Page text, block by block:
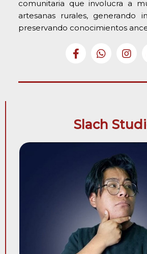
comunitaria que involucra a
artesanas rurales, generando
preservando conocimientos
Slach